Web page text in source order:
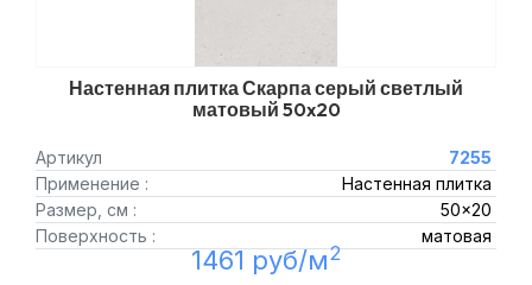
Настенная плитка Скарпа серый светлый
матовый 50x20
Артикул
7255
Применение :
Настенная плитка
Размер, см :
50x20
Поверхность :
матовая
1461 руб/м2